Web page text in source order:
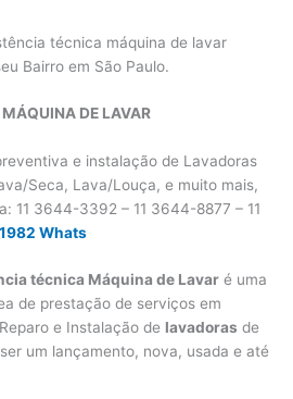
técnica máquina de lavar
Bairro em São Paulo.
DE LAVAR
e instalação de Lavadoras
Seca, Lava/Louça, e muito mais,
11 3644-3392 – 11 3644-8877 – 11
Whats
técnica Máquina de Lavar é uma
de prestação de serviços em
e Instalação de lavadoras de
um lançamento, nova, usada e até